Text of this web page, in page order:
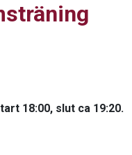
18:00, slut ca 19:20.